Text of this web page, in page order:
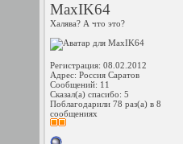
MaxIK64
Халява? А что это?
Регистрация: 08.02.2012
Адрес: Россия Саратов
Сообщений: 11
Сказал(а) спасибо: 5
Поблагодарили 78 раз(а) в 8
сообщениях